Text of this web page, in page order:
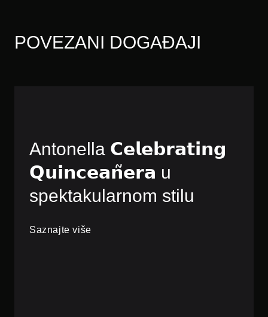
POVEZANI DOGAĐAJI
Antonella 𝗖𝗲𝗹𝗲𝗯𝗿𝗮𝘁𝗶𝗻𝗴
𝗤𝘂𝗶𝗻𝗰𝗲𝗮𝗻̃𝗲𝗿𝗮 u
spektakularnom stilu
Saznajte više